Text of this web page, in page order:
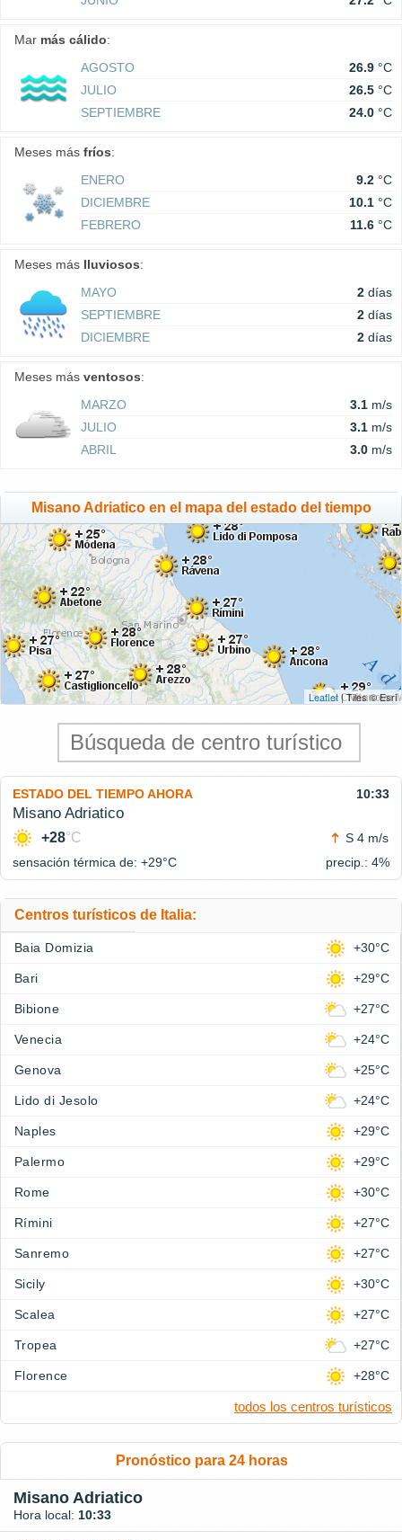
Mar más cálido:
AGOSTO
26.9 °C
JULIO
26.5 °C
SEPTIEMBRE
24.0 °C
Meses más fríos:
ENERO
9.2 °C
DICIEMBRE
10.1 °C
FEBRERO
11.6 °C
Meses más lluviosos:
MAYO
2 días
SEPTIEMBRE
2 días
DICIEMBRE
2 días
Meses más ventosos:
MARZO
3.1 m/s
JULIO
3.1 m/s
ABRIL
3.0 m/s
Misano Adriatico en el mapa del estado del tiempo
Leaflet| Tiles © Esri
ESTADO DEL TIEMPO AHORA 10:33
Misano Adriatico
+28°C
S 4 m/s
sensación térmica de: +29°C precip.: 4%
Centros turísticos de Italia:
Baia Domizia +30°C
Bari +29°C
Bibione +27°C
Venecia +24°C
Genova +25°C
Lido di Jesolo +24°C
Naples +29°C
Palermo +29°C
Rome +30°C
Rímini +27°C
Sanremo +27°C
Sicily +30°C
Scalea +27°C
Tropea +27°C
Florence +28°C
todos los centros turísticos
Pronóstico para 24 horas
Misano Adriatico
Hora local: 10:33